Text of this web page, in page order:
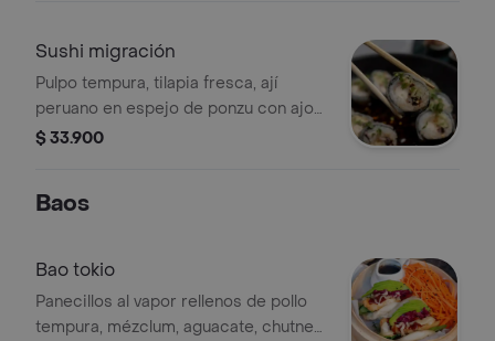
Sushi migración
Pulpo tempura, tilapia fresca, ají
peruano en espejo de ponzu con ajo
tatemado. Tamaño a elección.
$ 33.900
Baos
Bao tokio
Panecillos al vapor rellenos de pollo
tempura, mézclum, aguacate, chutney